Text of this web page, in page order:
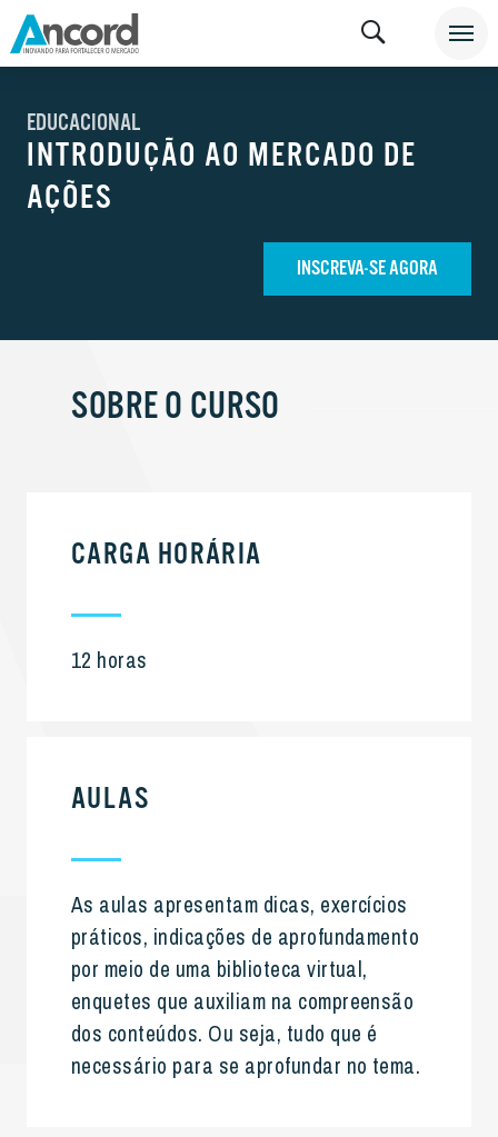
EDUCACIONAL
INTRODUÇÃO AO MERCADO DE
AÇÕES
INSCREVA-SE AGORA
SOBRE O CURSO
CARGA HORÁRIA
12 horas
AULAS
As aulas apresentam dicas, exercícios
práticos, indicações de aprofundamento
por meio de uma biblioteca virtual,
enquetes que auxiliam na compreensão
dos conteúdos. Ou seja, tudo que é
necessário para se aprofundar no tema.